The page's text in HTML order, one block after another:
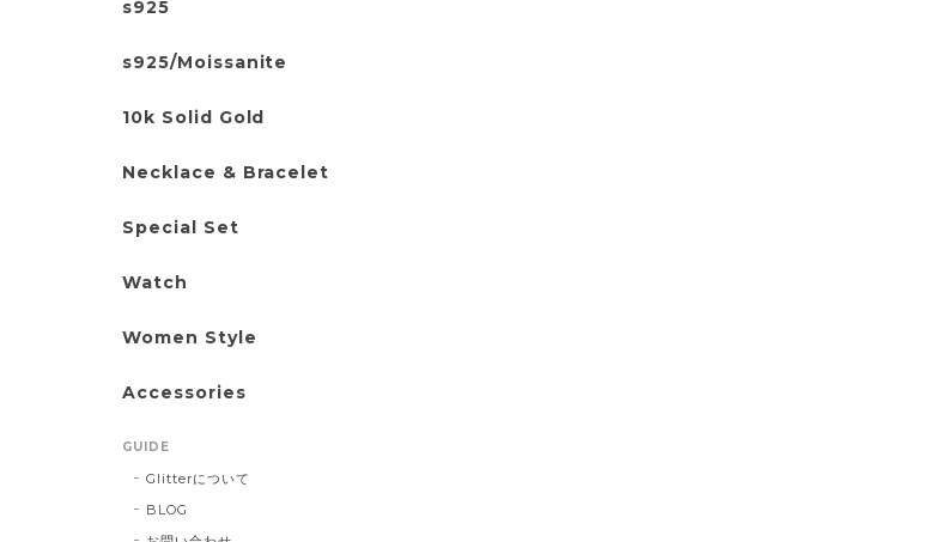
s925
s925/Moissanite
10k Solid Gold
Necklace & Bracelet
Special Set
Watch
Women Style
Accessories
GUIDE
Glitterについて
BLOG